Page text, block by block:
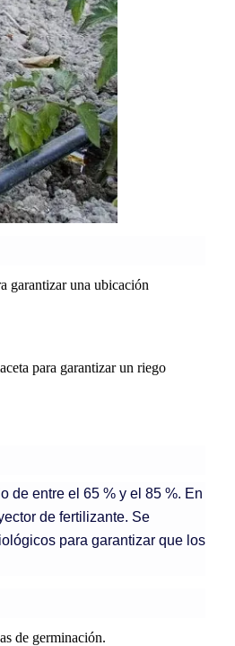
garantizar una ubicación
para garantizar un riego
de entre el 65 % y el 85 %. En
de fertilizante. Se
para garantizar que los
de germinación.